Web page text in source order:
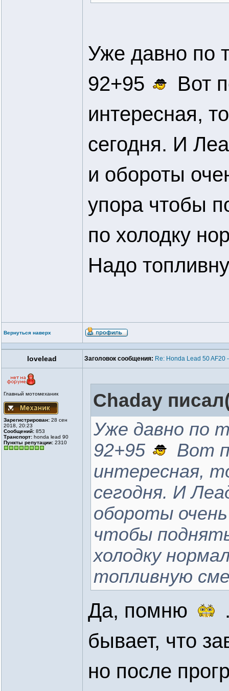
Уже давно по
92+95
Вот
интересная,
сегодня. И
и обороты
упора чтобы
по холодку
Надо
Вернуться наверх
lovelead Заголовок сообщения: Re: Honda Lead 50
Главный мотомеханик
Зарегистрирован: 28 сен
2018, 20:23
Сообщений: 853
Транспорт: honda lead 90
Пункты репутации: 2310
Chaday
Уже давно по
92+95
Вот
интересная,
сегодня. И
обороты очень
чтобы
холодку
топливную
Да, помню
бывает, что
но после